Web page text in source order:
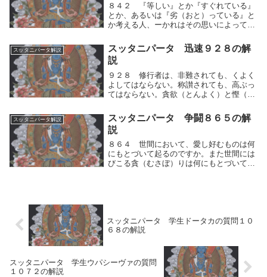
８４２ 『等しい』とか『すぐれている』
とか、あるいは『劣（おと）っている』と
か考える人、ーかれはその思いによって論
して動揺しない人、ーかれには『等しい』
とか、『すぐれている』とか、（あるいは
『劣っている...
スッタニパータ解説
スッタニパータ 迅速９２８の解
説
９２８ 修行者は、非難されても、くよく
よしてはならない。称讃されても、高ぶっ
てはならない。貪欲（とんよく）と慳（も
行者は、非難されても、自らの人間的思考
の運動（快⇔不快）である心の動揺（不
快）を制し、く...
スッタニパータ解説
スッタニパータ 争闘８６５の解
説
８６４ 世間において、愛し好むものは何
にもとづいて起るのですか。また世間には
びこる貪（むさぼ）りは何にもとづいて起
スッタニパータ 学生ドータカの質問１０
６８の解説
スッタニパータ 学生ウパシーヴァの質問
１０７２の解説